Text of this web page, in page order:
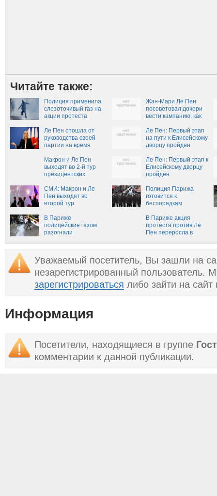
Читайте также:
Полиция применила
слезоточивый газ на
акции протеста
Жан-Мари Ле Пен
посоветовал дочери
вести кампанию, как
Ле Пен отошла от
руководства своей
партии на время
Ле Пен: Первый этап
на пути к Елисейскому
дворцу пройден
Макрон и Ле Пен
выходят во 2-й тур
президентских
Ле Пен: Первый этап к
Елисейскому дворцу
пройден
СМИ: Макрон и Ле
Пен выходят во
второй тур
выборов во Франции
Полиция Парижа
готовится к
беспорядкам
В Париже
полицейские газом
разогнали
В Париже акция
протеста против Ле
Пен переросла в
Уважаемый посетитель, Вы зашли на
незарегистрированный
зарегистрироваться либо зайти на
Информация
Посетители, находящиеся в группе
комментарии к данной публикации.